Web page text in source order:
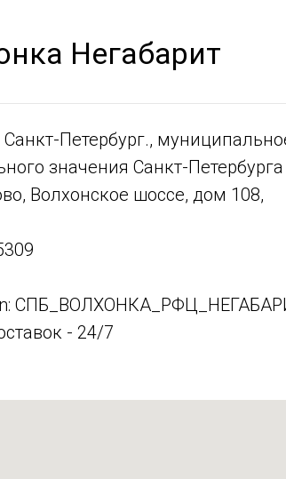
Негабарит
Петербург.,
значения Санкт-Петербурга
Волхонское шоссе, дом 108,
- 24/7